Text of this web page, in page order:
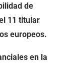
de
11 titular
europeos.
en la